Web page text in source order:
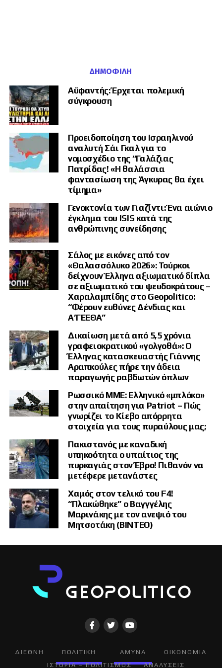
ΔΗΜΟΦΙΛΉ
Αϋφαντής: Έρχεται πολεμική
σύγκρουση
Προειδοποίηση του Ισραηλινού
αναλυτή Σάι Γκαλ για το
νομοσχέδιο της “Γαλάζιας
Πατρίδας! «Η θαλάσσια
φαντασίωση της Άγκυρας θα έχει
τίμημα»
Γενοκτονία των Γιαζίντι: Ένα αιώνιο
έγκλημα του ISIS κατά της
ανθρώπινης συνείδησης
Σάλος με εικόνες από τον
«Θαλασσόλυκο 2026»: Τούρκοι
δείχνουν Έλληνα αξιωματικό δίπλα
σε αξιωματικό του ψευδοκράτους –
Χαραλαμπίδης στο Geopolitico:
“Φέρουν ευθύνες Δένδιας και
Α’ΓΕΕΘΑ”
Δικαίωση μετά από 5,5 χρόνια
γραφειοκρατικού «γολγοθά»: Ο
Έλληνας κατασκευαστής Γιάννης
Αραπκούλες πήρε την άδεια
παραγωγής ραβδωτών όπλων
Ρωσσικό ΜΜΕ: Ελληνικό «μπλόκο»
στην απαίτηση για Patriot – Πώς
γνωρίζει το Κίεβο απόρρητα
στοιχεία για τους πυραύλους μας;
Πακιστανός με καναδική
υπηκοότητα ο υπαίτιος της
πυρκαγιάς στον Έβρο! Πιθανόν να
μετέφερε μετανάστες
Χαμός στον τελικό του F4!
“Πλακώθηκε” ο Βαγγγέλης
Μαρινάκης με τον ανεψιό του
Μητσοτάκη (ΒΙΝΤΕΟ)
ΔΙΕΘΝΗ ΠΟΛΙΤΙΚΗ ΑΜΥΝΑ
ΟΙΚΟΝΟΜΙΑ
ΙΣΤΟΡΙΑ – ΠΟΛΙΤΙΣΜΟΣ
ΑΝΑΛΥΣΕΙΣ